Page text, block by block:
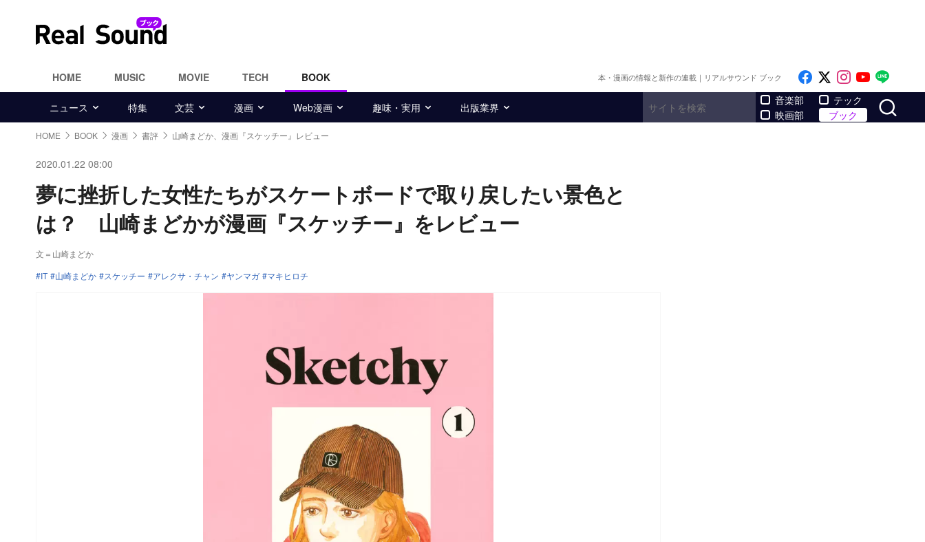
HOME MUSIC MOVIE TECH BOOK 本・漫画の情報と新作の連載｜リアルサウンド ブック Like on Facebook
Follow on x
Follow on
Follow
ニュース 特集 文芸 漫画 Web漫画 趣味・実用 出版業界
音楽部
映画部
テック
ブック
HOME BOOK 漫画 書評 山崎まどか、漫画『スケッチー』レビュー
2020.01.22 08:00
夢に挫折した女性たちがスケートボードで取り戻したい景色と
は？ 山崎まどかが漫画『スケッチー』をレビュー
文＝山崎まどか
IT
山崎まどか スケッチー アレクサ・チャン ヤンマガ マキヒロチ